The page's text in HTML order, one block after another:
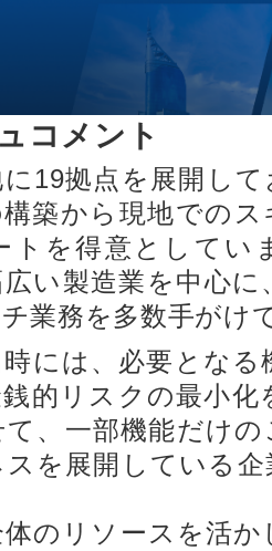
コメント
19拠点を展開し
築から現地での
トを得意としてい
い製造業を中心
業務を多数手がけ
には、必要とな
的リスクの最小
、一部機能だけ
を展開している
のリソースを活